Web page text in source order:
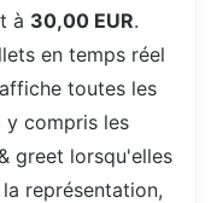
à 30,00 EUR.
en temps réel
toutes les
compris les
greet lorsqu'elles
représentation,